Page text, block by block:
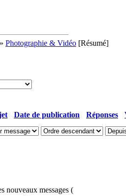
» Photographie & Vidéo [Résumé]
Date de publication Réponses
nouveaux messages (